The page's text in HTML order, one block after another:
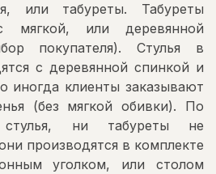
или табуреты. Табуреты
мягкой, или деревянной
покупателя). Стулья в
с деревянной спинкой и
иногда клиенты заказывают
(без мягкой обивки). По
ни табуреты не
производятся в комплекте
уголком, или столом